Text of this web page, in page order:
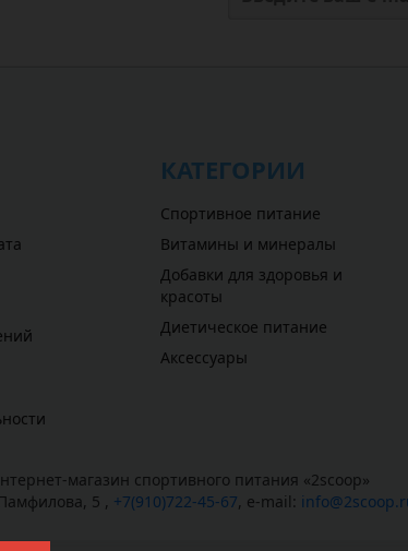
КАТЕГОРИИ
Спортивное питание
Витамины и минералы
Добавки для здоровья и
красоты
Диетическое питание
Аксессуары
магазин спортивного питания «2scoop»
5 , +7(910)722-45-67, e-mail: